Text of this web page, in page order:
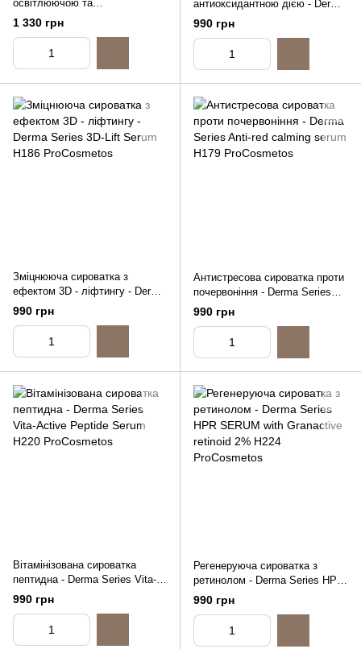
освітлюючою та
пом’якшувальною дією - Derma
Series Soft balance clay mask,
1 330 грн
антиоксидантною дією - Derma
Series Brightening Alpaflor
Serum, 30ml
990 грн
Зміцнююча сироватка з
ефектом 3D - ліфтингу - Derma
Series 3D-Lift Serum, 30ml
990 грн
Антистресова сироватка проти
почервоніння - Derma Series
Anti-red calming serum, 30ml
990 грн
Вітамінізована сироватка
пептидна - Derma Series Vita-
Active Peptide Serum, 30ml
990 грн
Регенеруюча сироватка з
ретинолом - Derma Series HPR
SERUM with Granactive retinoid
2%, 15ml
990 грн